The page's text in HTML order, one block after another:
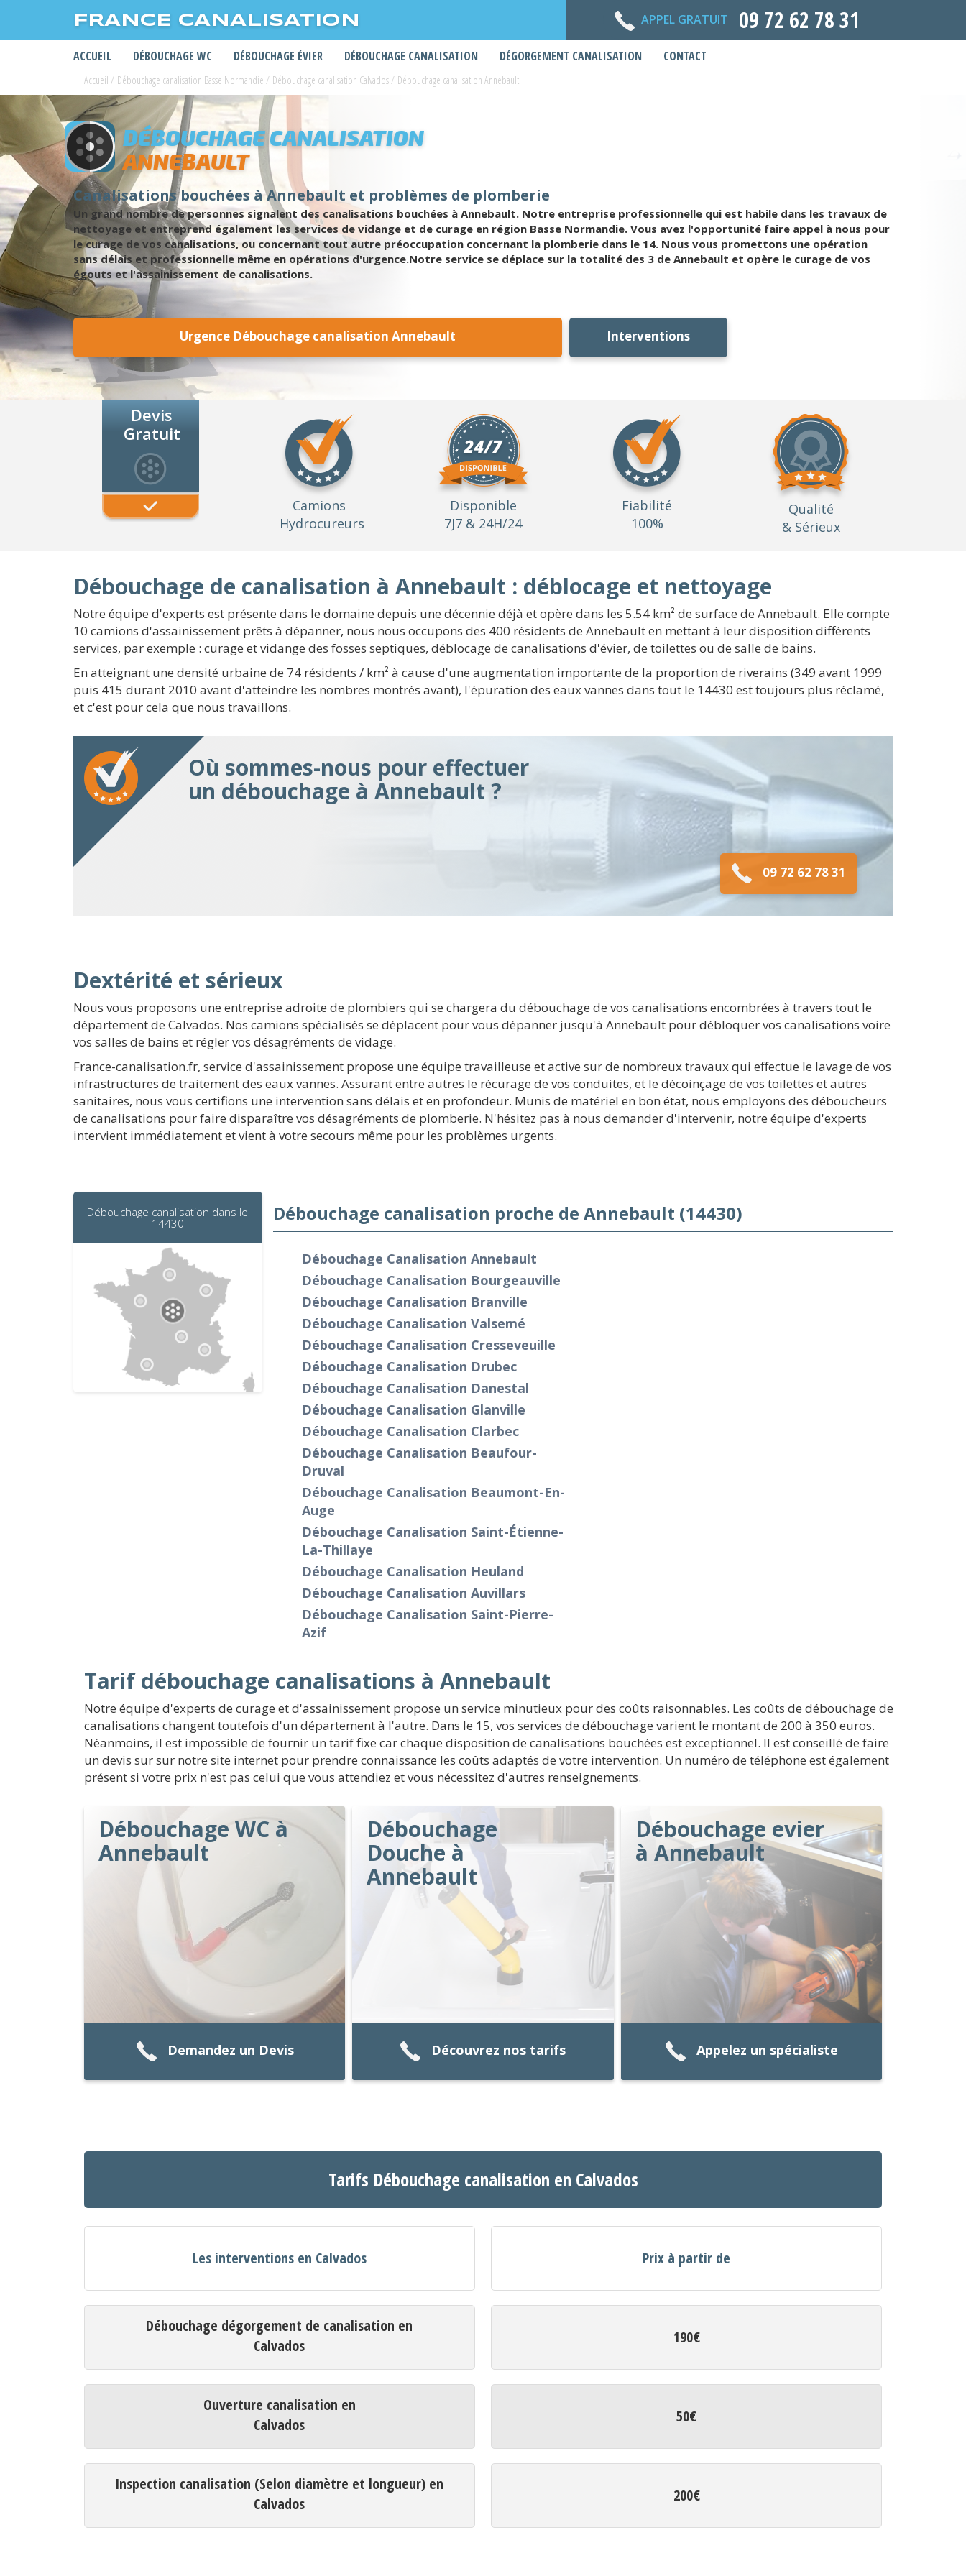
FRANCE CANALISATION APPEL GRATUIT 09 72 62 78 31
ACCUEIL DÉBOUCHAGE WC DÉBOUCHAGE ÉVIER DÉBOUCHAGE CANALISATION DÉGORGEMENT CANALISATION CONTACT
Accueil / Débouchage canalisation Basse Normandie / Débouchage canalisation Calvados/ Débouchage canalisation Annebault
DÉBOUCHAGE CANALISATION
ANNEBAULT
Canalisations bouchées à Annebault et problèmes de plomberie
Un grand nombre de personnes signalent des canalisations bouchées à Annebault. Notre entreprise professionnelle qui est habile dans les travaux de
nettoyage et entreprend également les services de vidange et de curage en région Basse Normandie. Vous avez l'opportunité faire appel à nous pour
le curage de vos canalisations, ou concernant tout autre préoccupation concernant la plomberie dans le 14. Nous vous promettons une opération
sans délais et professionnelle même en opérations d'urgence.Notre service se déplace sur la totalité des 3 de Annebault et opère le curage de vos
égouts et l'assainissement de canalisations.
Urgence Débouchage canalisation Annebault Interventions
Devis
Gratuit
Camions
Hydrocureurs
Disponible
7J7 & 24H/24
Fiabilité
100%
Qualité
& Sérieux
Débouchage de canalisation à Annebault : déblocage et nettoyage
Notre équipe d'experts est présente dans le domaine depuis une décennie déjà et opère dans les 5.54 km² de surface de Annebault. Elle compte
10 camions d'assainissement prêts à dépanner, nous nous occupons des 400 résidents de Annebault en mettant à leur disposition différents
services, par exemple : curage et vidange des fosses septiques, déblocage de canalisations d'évier, de toilettes ou de salle de bains.
En atteignant une densité urbaine de 74 résidents / km² à cause d'une augmentation importante de la proportion de riverains (349 avant 1999
puis 415 durant 2010 avant d'atteindre les nombres montrés avant), l'épuration des eaux vannes dans tout le 14430 est toujours plus réclamé,
et c'est pour cela que nous travaillons.
Où sommes-nous pour effectuer
un débouchage à Annebault ?
09 72 62 78 31
Dextérité et sérieux
Nous vous proposons une entreprise adroite de plombiers qui se chargera du débouchage de vos canalisations encombrées à travers tout le
département de Calvados. Nos camions spécialisés se déplacent pour vous dépanner jusqu'à Annebault pour débloquer vos canalisations voire
vos salles de bains et régler vos désagréments de vidage.
France-canalisation.fr, service d'assainissement propose une équipe travailleuse et active sur de nombreux travaux qui effectue le lavage de vos
infrastructures de traitement des eaux vannes. Assurant entre autres le récurage de vos conduites, et le décoinçage de vos toilettes et autres
sanitaires, nous vous certifions une intervention sans délais et en profondeur. Munis de matériel en bon état, nous employons des déboucheurs
de canalisations pour faire disparaître vos désagréments de plomberie. N'hésitez pas à nous demander d'intervenir, notre équipe d'experts
intervient immédiatement et vient à votre secours même pour les problèmes urgents.
Débouchage canalisation dans le
14430
Débouchage canalisation proche de Annebault (14430)
Débouchage Canalisation Annebault
Débouchage Canalisation Bourgeauville
Débouchage Canalisation Branville
Débouchage Canalisation Valsemé
Débouchage Canalisation Cresseveuille
Débouchage Canalisation Drubec
Débouchage Canalisation Danestal
Débouchage Canalisation Glanville
Débouchage Canalisation Clarbec
Débouchage Canalisation Beaufour-
Druval
Débouchage Canalisation Beaumont-En-
Auge
Débouchage Canalisation Saint-Étienne-
La-Thillaye
Débouchage Canalisation Heuland
Débouchage Canalisation Auvillars
Débouchage Canalisation Saint-Pierre-
Azif
Tarif débouchage canalisations à Annebault
Notre équipe d'experts de curage et d'assainissement propose un service minutieux pour des coûts raisonnables. Les coûts de débouchage de
canalisations changent toutefois d'un département à l'autre. Dans le 15, vos services de débouchage varient le montant de 200 à 350 euros.
Néanmoins, il est impossible de fournir un tarif fixe car chaque disposition de canalisations bouchées est exceptionnel. Il est conseillé de faire
un devis sur sur notre site internet pour prendre connaissance les coûts adaptés de votre intervention. Un numéro de téléphone est également
présent si votre prix n'est pas celui que vous attendiez et vous nécessitez d'autres renseignements.
Débouchage WC à
Annebault
Demandez un Devis
Débouchage
Douche à
Annebault
Découvrez nos tarifs
Débouchage evier
à Annebault
Appelez un spécialiste
Tarifs Débouchage canalisation en Calvados
Les interventions en Calvados Prix à partir de
Débouchage dégorgement de canalisation en
Calvados
190€
Ouverture canalisation en
Calvados
50€
Inspection canalisation (Selon diamètre et longueur) en
Calvados
200€